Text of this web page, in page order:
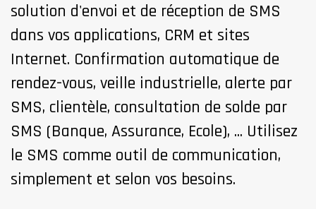
solution d'envoi et de réception de SMS
dans vos applications, CRM et sites
Internet. Confirmation automatique de
rendez-vous, veille industrielle, alerte par
SMS, clientèle, consultation de solde par
SMS (Banque, Assurance, Ecole), ... Utilisez
le SMS comme outil de communication,
simplement et selon vos besoins.